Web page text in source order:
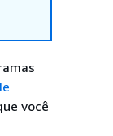
você